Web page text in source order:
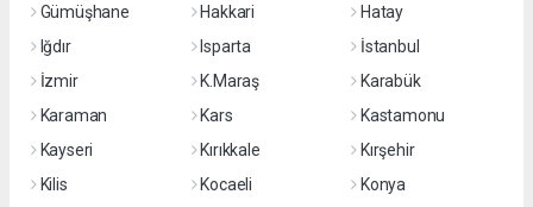
Gümüşhane
Hakkari
Hatay
Iğdır
Isparta
İstanbul
İzmir
K.Maraş
Karabük
Karaman
Kars
Kastamonu
Kayseri
Kırıkkale
Kırşehir
Kilis
Kocaeli
Konya